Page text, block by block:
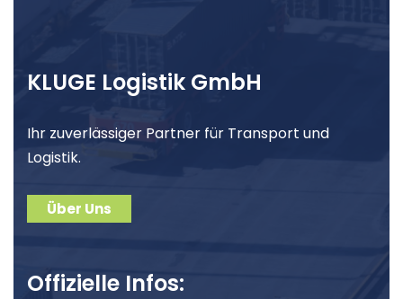
KLUGE Logistik GmbH
Ihr zuverlässiger Partner für Transport und
Logistik.
Über Uns
Offizielle Infos: